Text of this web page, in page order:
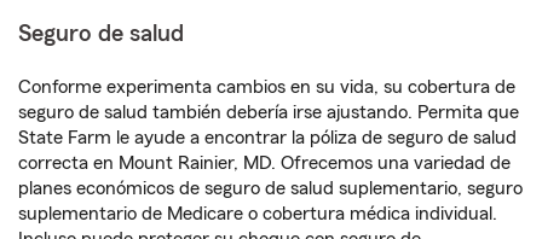
Seguro de salud
Conforme experimenta cambios en su vida, su cobertura de
seguro de salud también debería irse ajustando. Permita que
State Farm le ayude a encontrar la póliza de seguro de salud
correcta en Mount Rainier, MD. Ofrecemos una variedad de
planes económicos de seguro de salud suplementario, seguro
suplementario de Medicare o cobertura médica individual.